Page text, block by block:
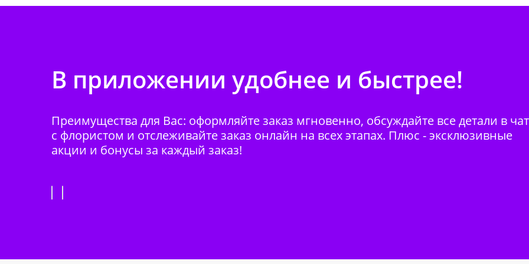
В приложении удобнее и быстрее!
Преимущества для Вас: оформляйте заказ мгновенно, обсуждайте все детали в
с флористом и отслеживайте заказ онлайн на всех этапах. Плюс - эксклюзивные
акции и бонусы за каждый заказ!